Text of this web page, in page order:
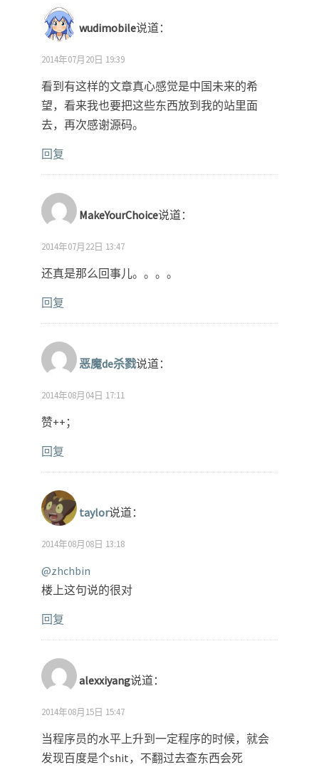
wudimobile说道：
2014年07月20日 19:39
看到有这样的文章真心感觉是中国未来的希
望，看来我也要把这些东西放到我的站里面
去，再次感谢源码。
回复
MakeYourChoice说道：
2014年07月22日 13:47
还真是那么回事儿。。。。
回复
恶魔de杀戮说道：
2014年08月04日 17:11
赞++；
回复
taylor说道：
2014年08月08日 13:18
@zhchbin
楼上这句说的很对
回复
alexxiyang说道：
2014年08月15日 15:47
当程序员的水平上升到一定程序的时候，就会
发现百度是个shit，不翻过去查东西会死